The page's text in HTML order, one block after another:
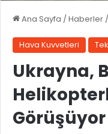
Ana Sayfa /Haberler /
Hava Kuvvetleri
Ukrayna,
Görüşüyor